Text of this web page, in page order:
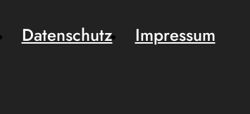
Datenschutz
Impressum